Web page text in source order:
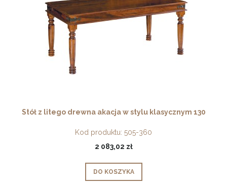
Stół z litego drewna akacja w stylu klasycznym 130
Kod produktu: 505-360
2 083,02 zł
DO KOSZYKA